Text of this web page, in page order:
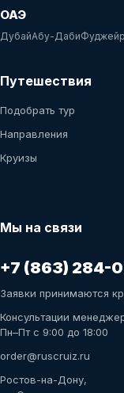
ОАЭ
ДубайАбу-Даби
Путешествия
Подобрать тур
Направления
Круизы
Мы на связи
+7 (863) 284-
Заявки принимаются
Консультации
Пн–Пт с 9:00 до 18:00
order@ruscruiz.ru
Ростов-на-Дону,